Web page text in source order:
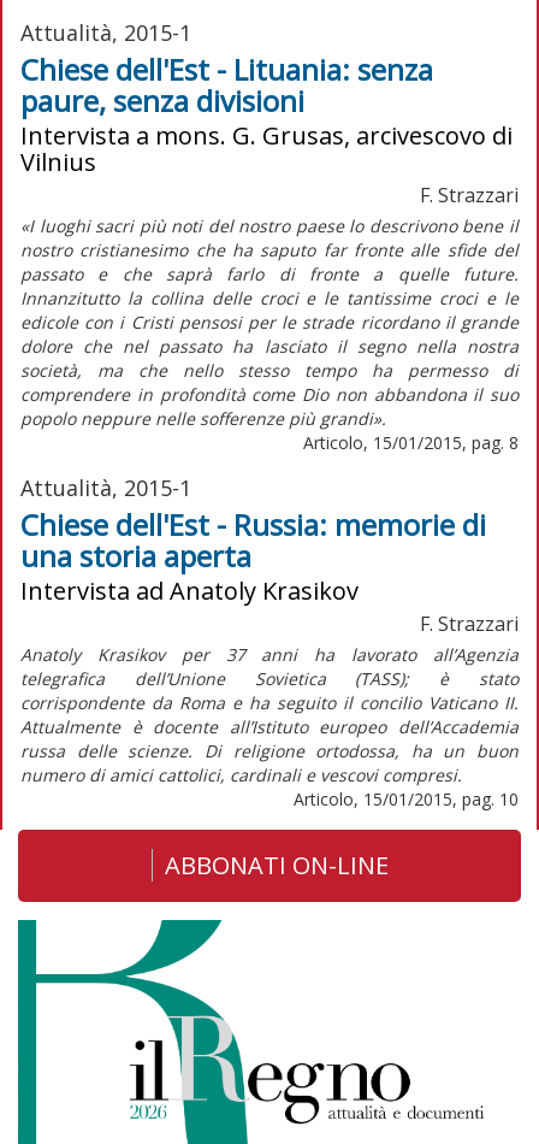
Attualità, 2015-1
Chiese dell'Est - Lituania: senza
paure, senza divisioni
Intervista a mons. G. Grusas, arcivescovo di
Vilnius
F. Strazzari
«I luoghi sacri più noti del nostro paese lo descrivono bene il
nostro cristianesimo che ha saputo far fronte alle sfide del
passato e che saprà farlo di fronte a quelle future.
Innanzitutto la collina delle croci e le tantissime croci e le
edicole con i Cristi pensosi per le strade ricordano il grande
dolore che nel passato ha lasciato il segno nella nostra
società, ma che nello stesso tempo ha permesso di
comprendere in profondità come Dio non abbandona il suo
popolo neppure nelle sofferenze più grandi».
Articolo, 15/01/2015, pag. 8
Attualità, 2015-1
Chiese dell'Est - Russia: memorie di
una storia aperta
Intervista ad Anatoly Krasikov
F. Strazzari
Anatoly Krasikov per 37 anni ha lavorato all’Agenzia
telegrafica dell’Unione Sovietica (TASS); è stato
corrispondente da Roma e ha seguito il concilio Vaticano II.
Attualmente è docente all’Istituto europeo dell’Accademia
russa delle scienze. Di religione ortodossa, ha un buon
numero di amici cattolici, cardinali e vescovi compresi.
Articolo, 15/01/2015, pag. 10
ABBONATI ON-LINE